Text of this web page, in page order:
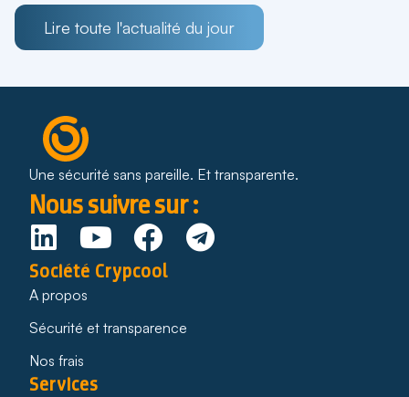
Lire toute l'actualité du jour
Une sécurité sans pareille. Et transparente.
Nous suivre sur :
Société Crypcool
A propos
Sécurité et transparence
Nos frais
Services